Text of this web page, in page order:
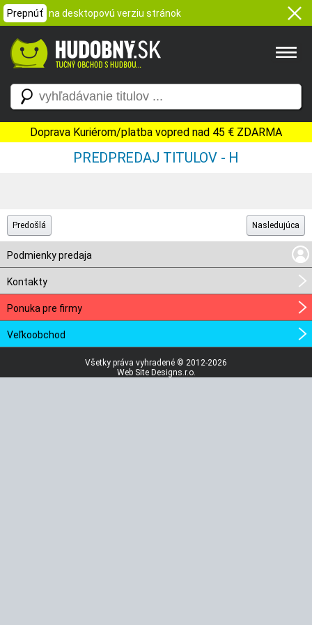
Prepnúť na desktopovú verziu stránok
Doprava Kuriérom/platba vopred nad 45 € ZDARMA
PREDPREDAJ TITULOV - H
Predošlá Nasledujúca
Podmienky predaja
Kontakty
Ponuka pre firmy
Veľkoobchod
Všetky práva vyhradené © 2012-2026
Web Site Designs.r.o.